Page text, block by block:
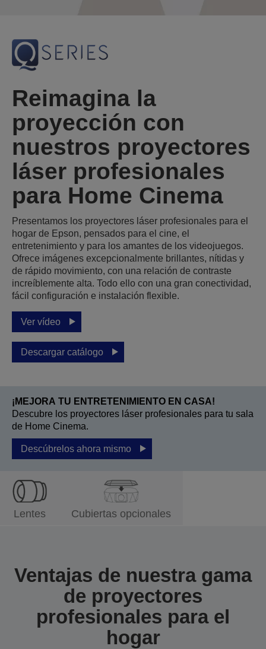
Reimagina la
proyección con
nuestros proyectores
láser profesionales
para Home Cinema
Presentamos los proyectores láser profesionales para el
hogar de Epson, pensados para el cine, el
entretenimiento y para los amantes de los videojuegos.
Ofrece imágenes excepcionalmente brillantes, nítidas y
de rápido movimiento, con una relación de contraste
increíblemente alta. Todo ello con una gran conectividad,
fácil configuración e instalación flexible.
Ver vídeo
Descargar catálogo
¡MEJORA TU ENTRETENIMIENTO EN CASA!
Descubre los proyectores láser profesionales para tu sala
de Home Cinema.
Descúbrelos ahora mismo
Lentes Cubiertas opcionales
Ventajas de nuestra gama
de proyectores
profesionales para el
hogar